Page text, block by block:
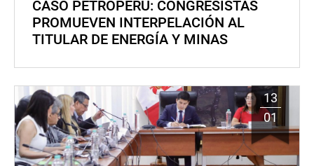
CASO PETROPERÚ: CONGRESISTAS
PROMUEVEN INTERPELACIÓN AL
TITULAR DE ENERGÍA Y MINAS
13
01